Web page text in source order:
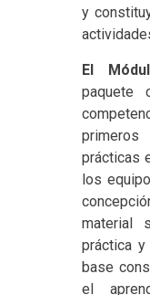
y
El
paquete
primeros
prácticas
los
material
práctica y
base
el